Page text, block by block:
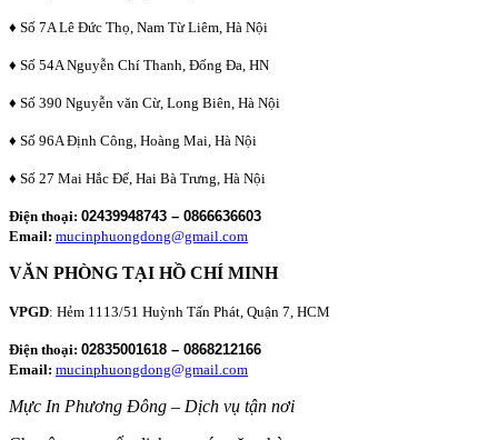
♦ Số 7A Lê Đức Thọ, Nam Từ Liêm, Hà Nội
♦ Số 54A Nguyễn Chí Thanh, Đống Đa, HN
♦ Số 390 Nguyễn văn Cừ, Long Biên, Hà Nội
♦ Số 96A Định Công, Hoàng Mai, Hà Nội
♦ Số 27 Mai Hắc Đế, Hai Bà Trưng, Hà Nội
Điện thoại: 02439948743 – 0866636603
Email: mucinphuongdong@gmail.com
VĂN PHÒNG TẠI HỒ CHÍ MINH
VPGD: Hẻm 1113/51 Huỳnh Tấn Phát, Quận 7, HCM
Điện thoại: 02835001618 – 0868212166
Email: mucinphuongdong@gmail.com
Mực In Phương Đông – Dịch vụ tận nơi